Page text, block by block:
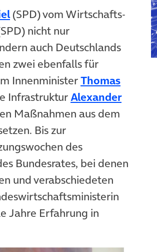
(öffnet in neuem Tab)
(SPD) vom Wirtschafts-
in neuem Tab)
nicht nur
auch Deutschlands
zwei ebenfalls für
InnenministerThomas
InfrastrukturAlexander
Maßnahmen aus dem
Bis zur
des
Bundesrates, bei denen
und verabschiedeten
Jahre Erfahrung in